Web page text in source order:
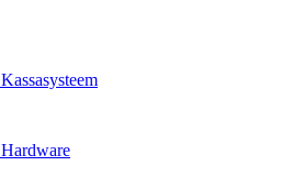
Kassasysteem
Hardware